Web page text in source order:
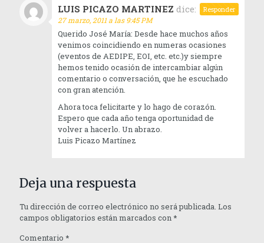
LUIS PICAZO MARTINEZ dice:
27 marzo, 2011 a las 9:45 PM
Querido José María: Desde hace muchos años
venimos coincidiendo en numeras ocasiones
(eventos de AEDIPE, EOI, etc. etc.)y siempre
hemos tenido ocasión de intercambiar algún
comentario o conversación, que he escuchado
con gran atención.
Ahora toca felicitarte y lo hago de corazón.
Espero que cada año tenga oportunidad de
volver a hacerlo. Un abrazo.
Luis Picazo Martínez
Responder
Deja una respuesta
Tu dirección de correo electrónico no será publicada. Los
campos obligatorios están marcados con*
Comentario *